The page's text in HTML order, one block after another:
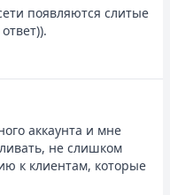
появляются слитые
аккаунта и мне
не слишком
к клиентам, которые